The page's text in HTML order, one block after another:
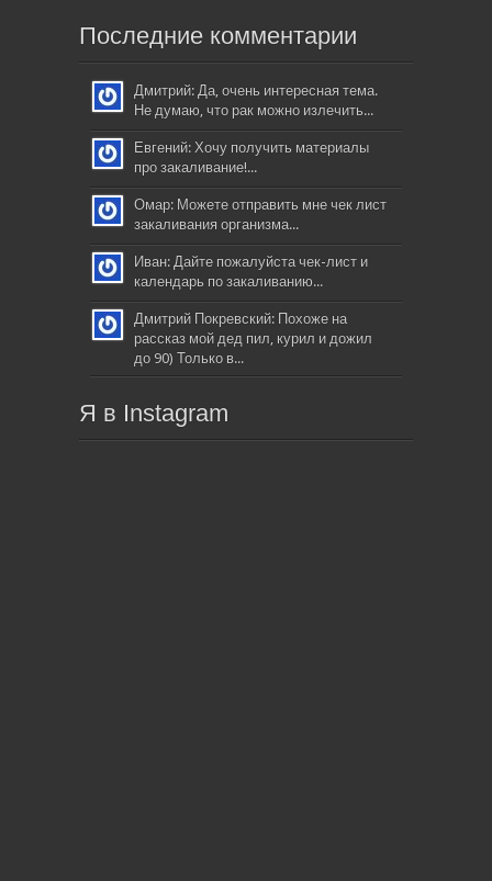
Последние комментарии
Дмитрий: Да, очень интересная тема.
Не думаю, что рак можно излечить...
Евгений: Хочу получить материалы
про закаливание!...
Омар: Можете отправить мне чек лист
закаливания организма...
Иван: Дайте пожалуйста чек-лист и
календарь по закаливанию...
Дмитрий Покревский: Похоже на
рассказ мой дед пил, курил и дожил
до 90) Только в...
Я в Instagram